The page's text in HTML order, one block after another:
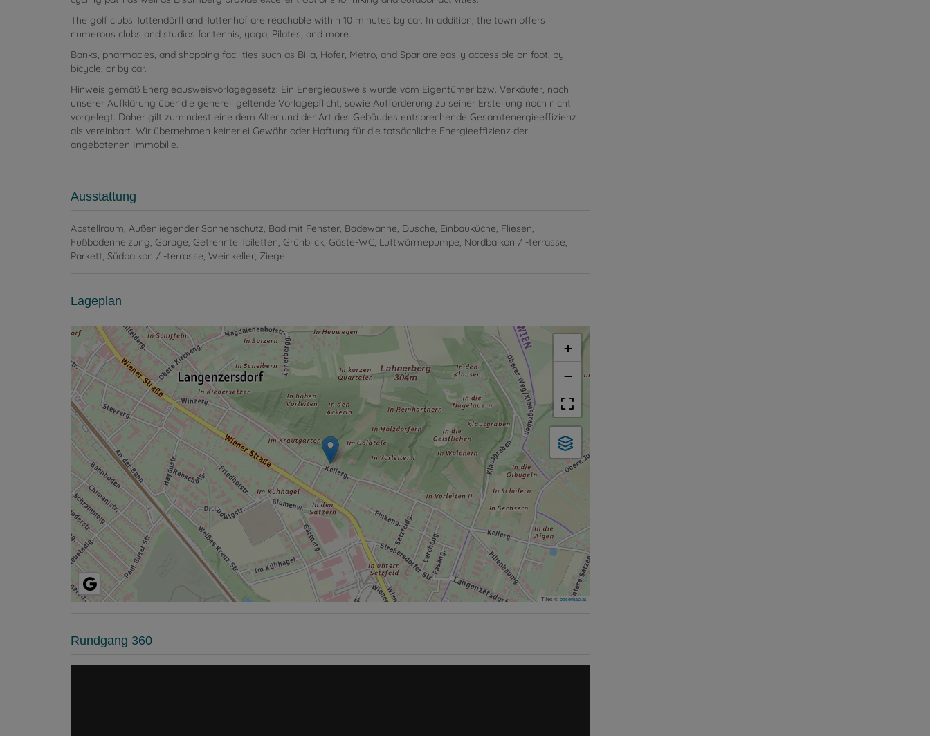
The golf clubs Tuttendörfl and Tuttenhof are reachable within 10 minutes by car. In addition, the town offers
numerous clubs and studios for tennis, yoga, Pilates, and more.
Banks, pharmacies, and shopping facilities such as Billa, Hofer, Metro, and Spar are easily accessible on foot, by
bicycle, or by car.
Hinweis gemäß Energieausweisvorlagegesetz: Ein Energieausweis wurde vom Eigentümer bzw. Verkäufer, nach
unserer Aufklärung über die generell geltende Vorlagepflicht, sowie Aufforderung zu seiner Erstellung noch nicht
vorgelegt. Daher gilt zumindest eine dem Alter und der Art des Gebäudes entsprechende Gesamtenergieeffizienz
als vereinbart. Wir übernehmen keinerlei Gewähr oder Haftung für die tatsächliche Energieeffizienz der
angebotenen Immobilie.
Ausstattung
Abstellraum Außenliegender Sonnenschutz Bad mit Fenster Badewanne Dusche Einbauküche Fliesen
Fußbodenheizung Garage Getrennte Toiletten Grünblick Gäste-WC Luftwärmepumpe Nordbalkon / -terrasse
Parkett Südbalkon / -terrasse Weinkeller Ziegel
Lageplan
+
−
Tiles ©basemap.at
Rundgang 360